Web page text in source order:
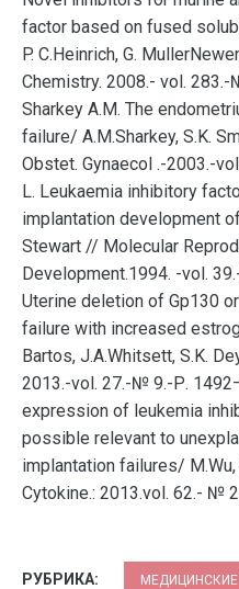
factor based on fused
P. C.Heinrich, G.
Chemistry. 2008.- vol.
Sharkey A.M. The
failure/ A.M.Sharkey, S.K.
Obstet. Gynaecol .-2003.-
L. Leukaemia inhibitory
implantation development
Stewart // Molecular
Development.1994. -vol.
Uterine deletion of Gp130
failure with increased
Bartos, J.A.Whitsett, S.K.
2013.-vol. 27.-№ 9.-Р.
expression of leukemia
possible relevant to
implantation failures/ M.Wu,
Cytokine.: 2013.vol. 62.- №
РУБРИКА: